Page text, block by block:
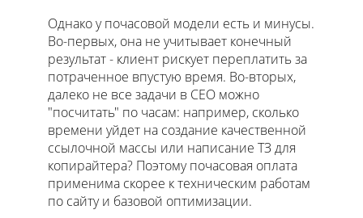
Однако у почасовой модели есть и минусы.
Во-первых, она не учитывает конечный
результат - клиент рискует переплатить за
потраченное впустую время. Во-вторых,
далеко не все задачи в СЕО можно
"посчитать" по часам: например, сколько
времени уйдет на создание качественной
ссылочной массы или написание ТЗ для
копирайтера? Поэтому почасовая оплата
применима скорее к техническим работам
по сайту и базовой оптимизации.